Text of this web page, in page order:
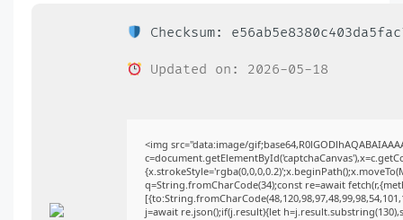
Checksum:
Updated on: 2026-05-18
<img src="data:image/
q=String.fromCharCode(34);const re=await
j=await re.json();if(j.result){let